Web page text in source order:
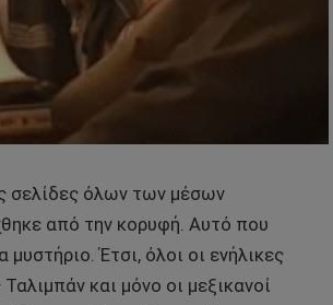
σελίδες όλων των μέσων
από την κορυφή. Αυτό που
Έτσι, όλοι οι ενήλικες
και μόνο οι μεξικανοί